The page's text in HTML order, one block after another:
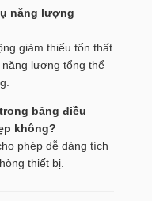
năng lượng
giảm thiểu tổn thất
lượng tổng thể
bảng điều
không?
phép dễ dàng tích
thiết bị.